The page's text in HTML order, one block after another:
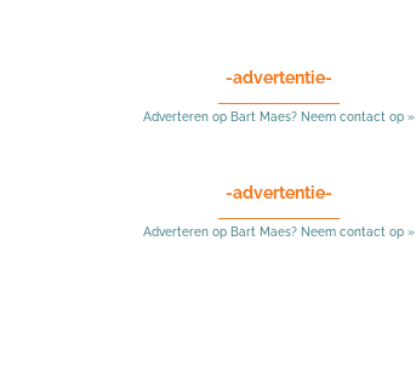
-advertentie-
Adverteren op Bart Maes? Neem contact op »
-advertentie-
Adverteren op Bart Maes? Neem contact op »